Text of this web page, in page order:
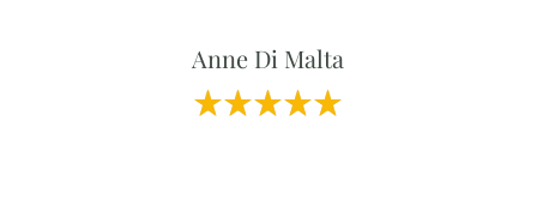
Anne Di Malta